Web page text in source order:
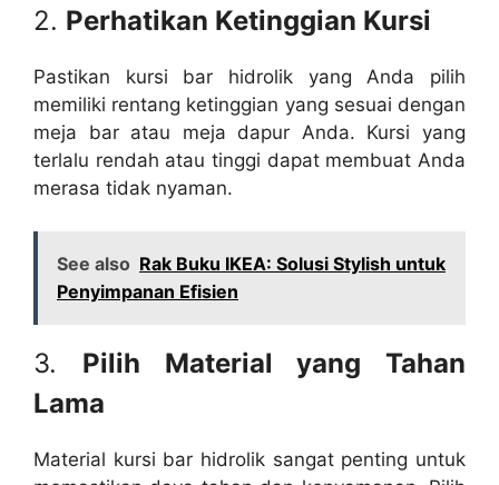
2. Perhatikan Ketinggian Kursi
Pastikan kursi bar hidrolik yang Anda pilih
memiliki rentang ketinggian yang sesuai dengan
meja bar atau meja dapur Anda. Kursi yang
terlalu rendah atau tinggi dapat membuat Anda
merasa tidak nyaman.
See also Rak Buku IKEA: Solusi Stylish untuk
Penyimpanan Efisien
3. Pilih Material yang Tahan
Lama
Material kursi bar hidrolik sangat penting untuk